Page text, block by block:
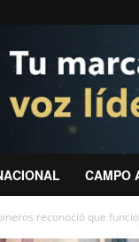
CAMPO
reconoció que